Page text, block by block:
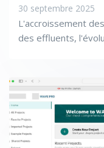
30 septembre 2025
L'accroissement
des effluents,